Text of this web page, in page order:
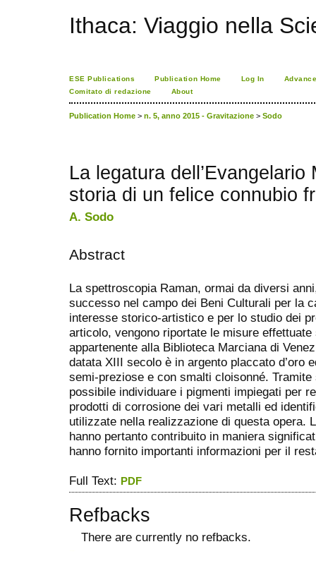
Ithaca: Viaggio nella
ESE Publications Publication Home Log In
Comitato di redazione
About
Publication Home > n. 5, anno 2015 - Gravitazione > Sodo
La legatura
storia di un felice connubio
A. Sodo
Abstract
La spettroscopia Raman, ormai da diversi
successo nel campo dei Beni Culturali per la
interesse storico-artistico e per lo studio dei
articolo, vengono riportate le misure
appartenente alla Biblioteca Marciana di
datata XIII secolo è in argento placcato d’oro
semi-preziose e con smalti cloisonné.
possibile individuare i pigmenti impiegati per
prodotti di corrosione dei vari metalli ed
utilizzate nella realizzazione di questa opera.
hanno pertanto contribuito in maniera
hanno fornito importanti informazioni per il
Full Text: PDF
Refbacks
There are currently no refbacks.